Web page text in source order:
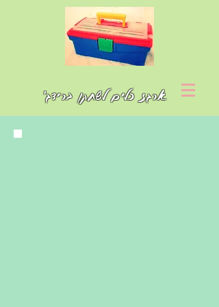
ארגז כלים לשחקן ברידג'